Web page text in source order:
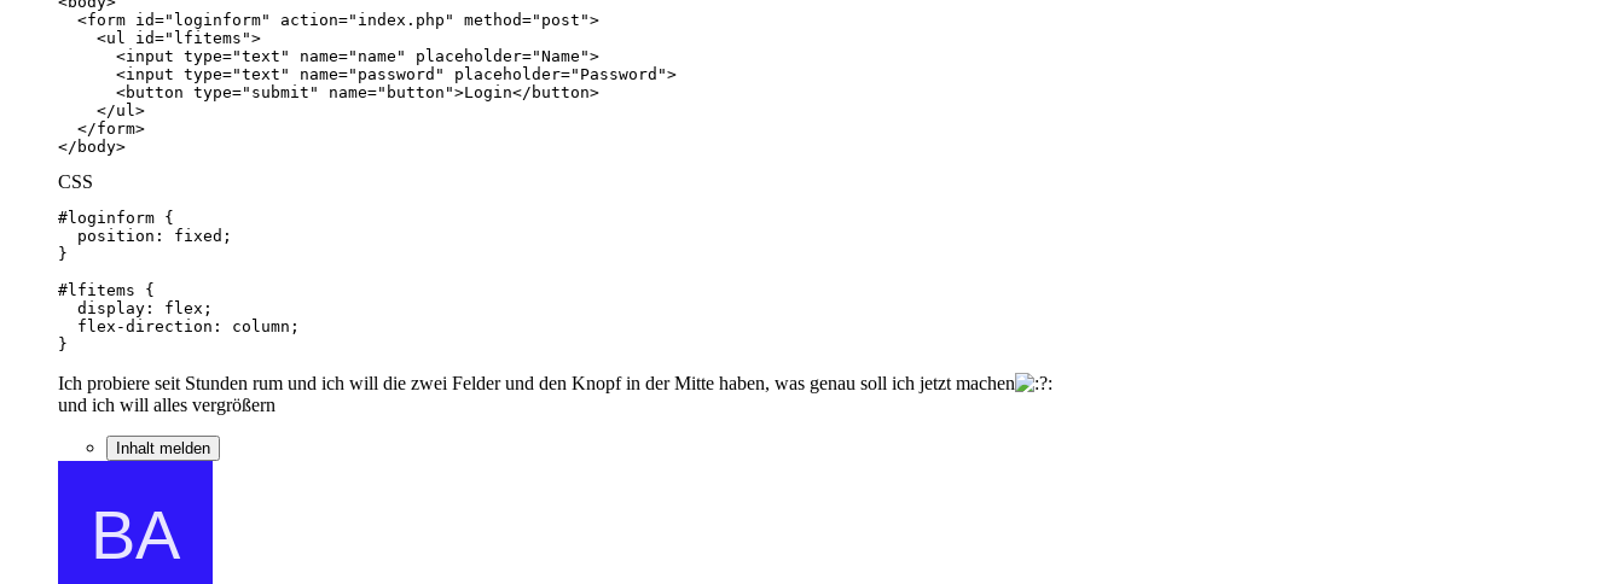
</body>
CSS
}
Ich probiere seit Stunden rum und ich will die zwei Felder und den Knopf in der Mitte haben, was genau soll ich jetzt machen
und ich will alles vergrößern
Inhalt melden